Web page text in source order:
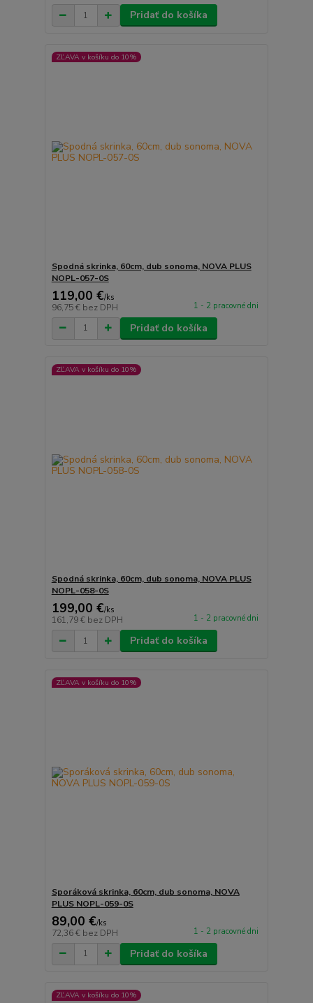
Pridať do košíka
ZĽAVA v košíku do 10%
Spodná skrinka, 60cm, dub sonoma, NOVA PLUS
NOPL-057-0S
119,00 €/ks
96,75 € bez DPH 1 - 2 pracovné dni
Pridať do košíka
ZĽAVA v košíku do 10%
Spodná skrinka, 60cm, dub sonoma, NOVA PLUS
NOPL-058-0S
199,00 €/ks
161,79 € bez DPH 1 - 2 pracovné dni
Pridať do košíka
ZĽAVA v košíku do 10%
Sporáková skrinka, 60cm, dub sonoma, NOVA
PLUS NOPL-059-0S
89,00 €/ks
72,36 € bez DPH 1 - 2 pracovné dni
Pridať do košíka
ZĽAVA v košíku do 10%